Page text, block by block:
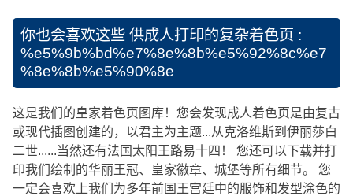
你也会喜欢这些 供成人打印的复杂着色页 :
%e5%9b%bd%e7%8e%8b%e5%92%8c%e7
%8e%8b%e5%90%8e
这是我们的皇家着色页图库！您会发现成人着色页是由复古
或现代插图创建的，以君主为主题...从克洛维斯到伊丽莎白
二世......当然还有法国太阳王路易十四！ 您还可以下载并打
印我们绘制的华丽王冠、皇家徽章、城堡等所有细节。 您
一定会喜欢上我们为多年前国王宫廷中的服饰和发型涂色的